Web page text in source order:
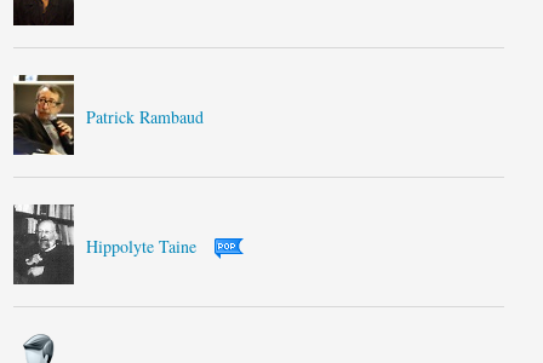
Patrick Rambaud
Hippolyte Taine